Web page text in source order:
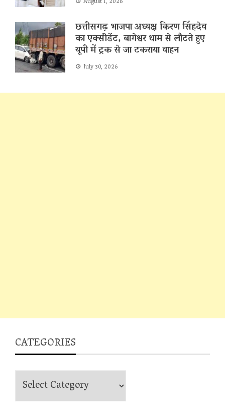
छत्तीसगढ़ भाजपा अध्यक्ष किरण सिंहदेव
का एक्सीडेंट, बागेश्वर धाम से लौटते हुए
यूपी में ट्रक से जा टकराया वाहन
July 30, 2026
CATEGORIES
Categories